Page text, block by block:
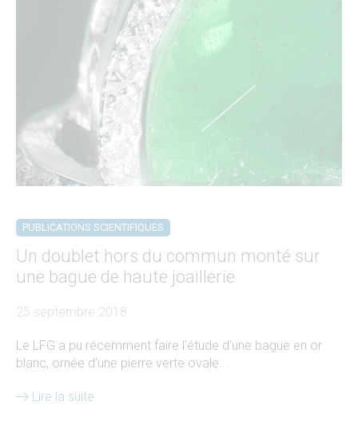
PUBLICATIONS SCIENTIFIQUES
Un doublet hors du commun monté sur
une bague de haute joaillerie
25 septembre 2018
Le LFG a pu récemment faire l’étude d’une bague en or
blanc, ornée d’une pierre verte ovale...
Lire la suite